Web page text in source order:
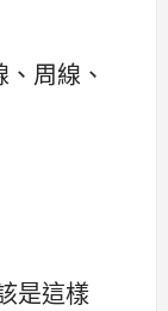
周線、
是這樣